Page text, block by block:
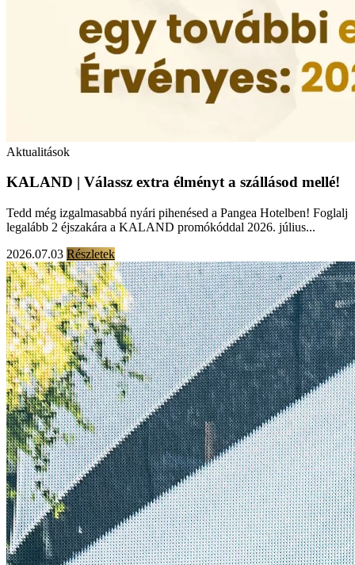
Aktualitások
KALAND | Válassz extra élményt a szállásod mellé!
Tedd még izgalmasabbá nyári pihenésed a Pangea Hotelben! Foglalj
legalább 2 éjszakára a KALAND promókóddal 2026. július...
2026.07.03 Részletek